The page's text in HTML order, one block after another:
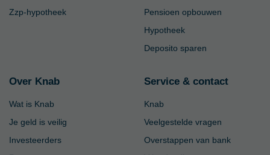
Zzp-hypotheek
Pensioen opbouwen
Hypotheek
Deposito sparen
Over Knab
Wat is Knab
Je geld is veilig
Investeerders
Service & contact
Knab
Veelgestelde vragen
Overstappen van bank